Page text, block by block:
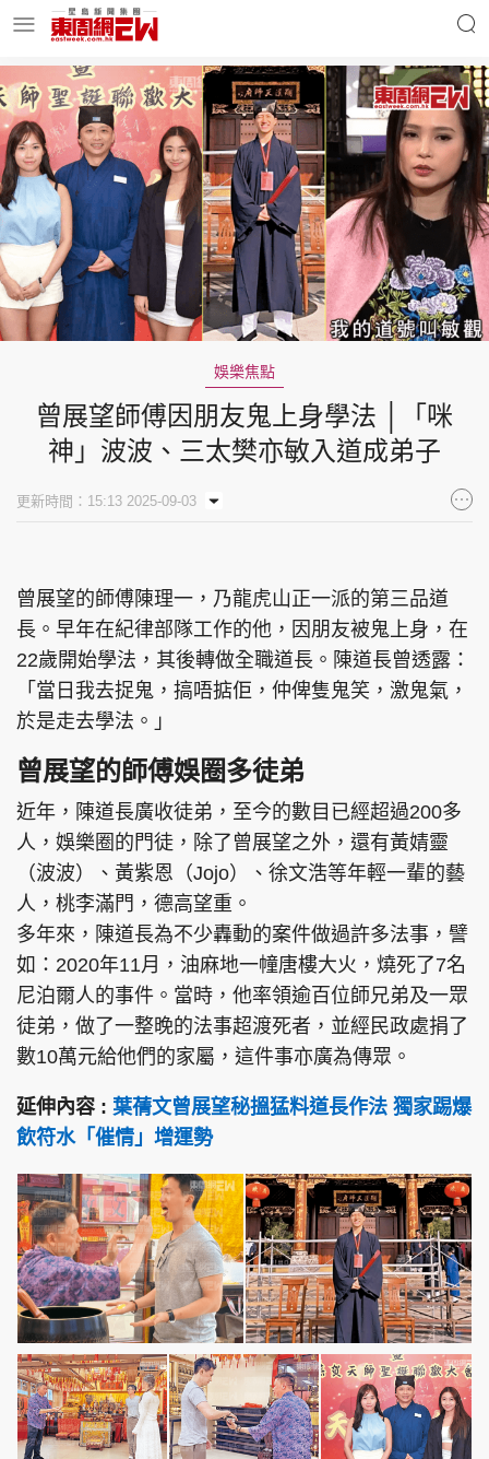
明星名人 時事財經
東周Ladies 優享生活
東周食玩通 會員活動
玄學靈異 東周專欄
東周刊 cazbuyer 東Touch
頭條日報 星島環球 The Standard
親子王 Oh!爸媽 JobMarket
關於我們
聯絡我們
隱私政策聲明
使用條款
版權及免責聲明
Copyright © 東周網 版權所有 . 不得轉載
©Eastweek.com.hk. All rights reserved.
娛樂焦點
曾展望師傅因朋友鬼上身學法 │「咪
神」波波、三太樊亦敏入道成弟子
更新時間：15:13 2025-09-03
曾展望的師傅陳理一，乃龍虎山正一派的第三品道
長。早年在紀律部隊工作的他，因朋友被鬼上身，在
22歲開始學法，其後轉做全職道長。陳道長曾透露：
「當日我去捉鬼，搞唔掂佢，仲俾隻鬼笑，激鬼氣，
於是走去學法。」
曾展望的師傅娛圈多徒弟
近年，陳道長廣收徒弟，至今的數目已經超過200多
人，娛樂圈的門徒，除了曾展望之外，還有黃婧靈
（波波）、黃紫恩（Jojo）、徐文浩等年輕一輩的藝
人，桃李滿門，德高望重。
多年來，陳道長為不少轟動的案件做過許多法事，譬
如：2020年11月，油麻地一幢唐樓大火，燒死了7名
尼泊爾人的事件。當時，他率領逾百位師兄弟及一眾
徒弟，做了一整晚的法事超渡死者，並經民政處捐了
數10萬元給他們的家屬，這件事亦廣為傳眾。
延伸內容 : 葉蒨文曾展望秘搵猛料道長作法 獨家踢爆
飲符水「催情」增運勢